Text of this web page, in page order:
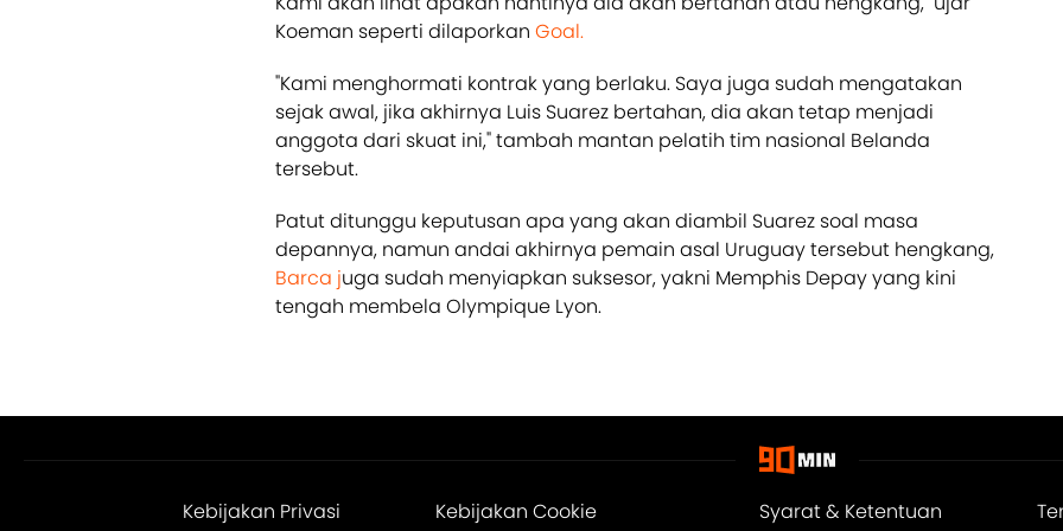
Koeman seperti dilaporkan Goal.
"Kami menghormati kontrak yang berlaku. Saya juga sudah mengatakan
sejak awal, jika akhirnya Luis Suarez bertahan, dia akan tetap menjadi
anggota dari skuat ini," tambah mantan pelatih tim nasional Belanda
tersebut.
Patut ditunggu keputusan apa yang akan diambil Suarez soal masa
depannya, namun andai akhirnya pemain asal Uruguay tersebut hengkang,
Barca juga sudah menyiapkan suksesor, yakni Memphis Depay yang kini
tengah membela Olympique Lyon.
Kebijakan Privasi Kebijakan Cookie Syarat & Ketentuan